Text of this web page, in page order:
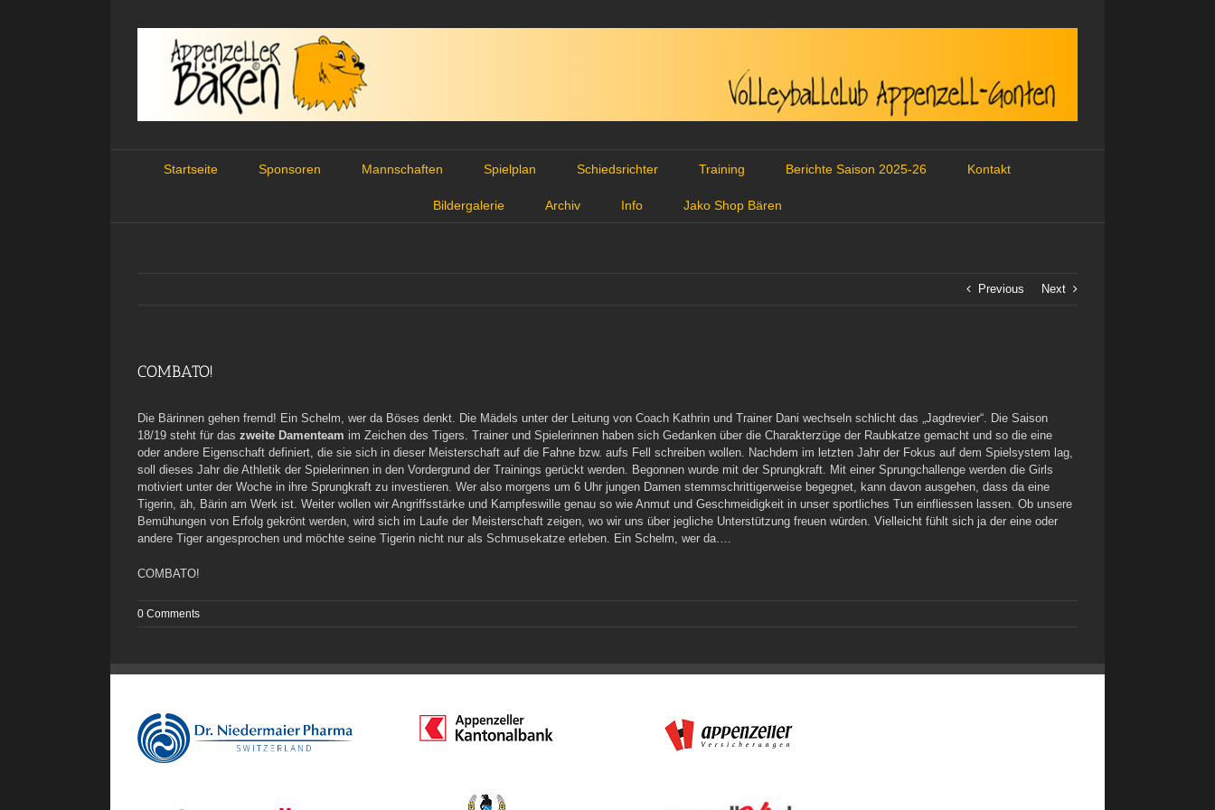
Startseite Sponsoren Mannschaften Spielplan Schiedsrichter Training Berichte Saison 2025-26 Kontakt
Bildergalerie Archiv Info Jako Shop Bären
Previous Next
COMBATO!
Die Bärinnen gehen fremd! Ein Schelm, wer da Böses denkt. Die Mädels unter der Leitung von Coach Kathrin und Trainer Dani wechseln schlicht das „Jagdrevier“. Die Saison
18/19 steht für das zweite Damenteam im Zeichen des Tigers. Trainer und Spielerinnen haben sich Gedanken über die Charakterzüge der Raubkatze gemacht und so die eine
oder andere Eigenschaft definiert, die sie sich in dieser Meisterschaft auf die Fahne bzw. aufs Fell schreiben wollen. Nachdem im letzten Jahr der Fokus auf dem Spielsystem lag,
soll dieses Jahr die Athletik der Spielerinnen in den Vordergrund der Trainings gerückt werden. Begonnen wurde mit der Sprungkraft. Mit einer Sprungchallenge werden die Girls
motiviert unter der Woche in ihre Sprungkraft zu investieren. Wer also morgens um 6 Uhr jungen Damen stemmschrittigerweise begegnet, kann davon ausgehen, dass da eine
Tigerin, äh, Bärin am Werk ist. Weiter wollen wir Angriffsstärke und Kampfeswille genau so wie Anmut und Geschmeidigkeit in unser sportliches Tun einfliessen lassen. Ob unsere
Bemühungen von Erfolg gekrönt werden, wird sich im Laufe der Meisterschaft zeigen, wo wir uns über jegliche Unterstützung freuen würden. Vielleicht fühlt sich ja der eine oder
andere Tiger angesprochen und möchte seine Tigerin nicht nur als Schmusekatze erleben. Ein Schelm, wer da….
COMBATO!
0 Comments